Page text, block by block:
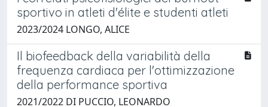
sportivo in atleti d'élite e studenti atleti
2023/2024 LONGO, ALICE
Il biofeedback della variabilità della
frequenza cardiaca per l'ottimizzazione
della performance sportiva
2021/2022 DI PUCCIO, LEONARDO